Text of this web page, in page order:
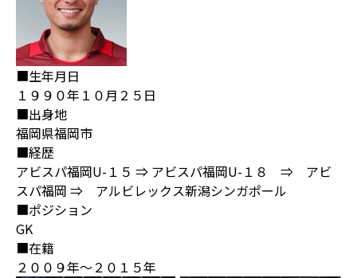
■生年月日
１９９０年１０月２５日
■出身地
福岡県福岡市
■経歴
アビスパ福岡U-１５ ⇒ アビスパ福岡U-１８ ⇒ アビ
スパ福岡 ⇒ アルビレックス新潟シンガポール
■ポジション
GK
■在籍
２００９年～２０１５年